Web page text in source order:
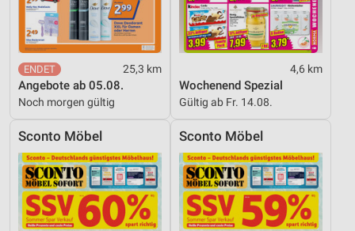
25,3 km
Angebote ab 05.08.
Noch morgen gültig
4,6 km
Wochenend Spezial
Gültig ab Fr. 14.08.
Sconto Möbel Sconto Möbel